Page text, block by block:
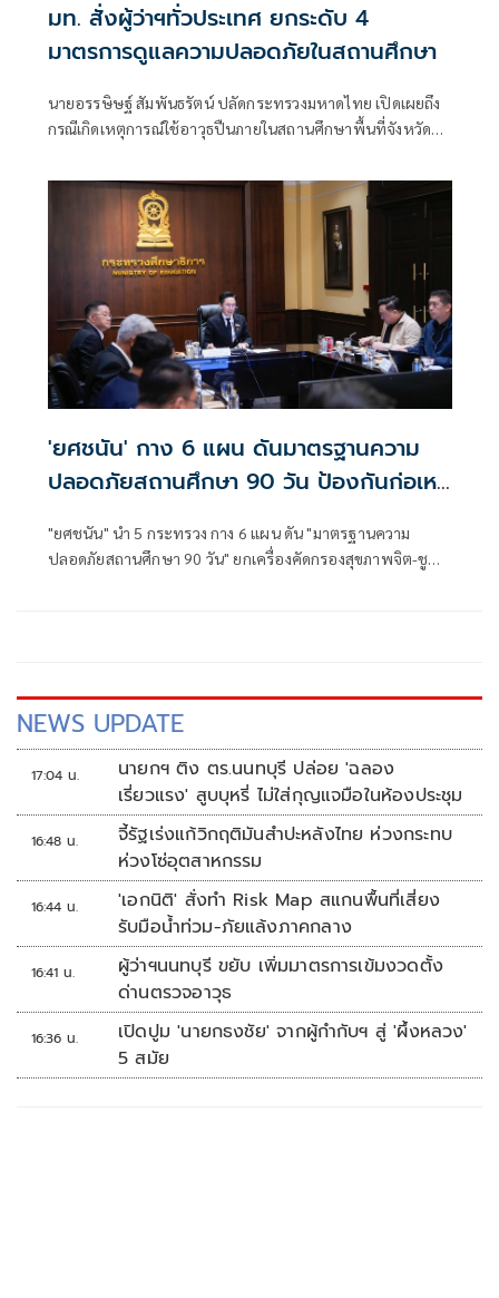
มท. สั่งผู้ว่าฯทั่วประเทศ ยกระดับ 4
มาตรการดูแลความปลอดภัยในสถานศึกษา
นายอรรษิษฐ์ สัมพันธรัตน์ ปลัดกระทรวงมหาดไทย เปิดเผยถึง
กรณีเกิดเหตุการณ์ใช้อาวุธปืนภายในสถานศึกษาพื้นที่จังหวัด
นายอนุทิน ชาญวีรกูล นายกรัฐมนตรีและรมว.มหาดไทย ได้สั่ง
การยกระดับมาตรการรักษาความปลอดภัยและควบคุมอาวุธปืน
เพื่อป้องกันมิให้เกิดเหตุการณ์ในลักษณะดังกล่าวขึ้นอีก
'ยศชนัน' กาง 6 แผน ดันมาตรฐานความ
ปลอดภัยสถานศึกษา 90 วัน ป้องกันก่อเหตุ
"ยศชนัน" นำ 5 กระทรวง กาง 6 แผน ดัน "มาตรฐานความ
ปลอดภัยสถานศึกษา 90 วัน" ยกเครื่องคัดกรองสุขภาพจิต-ชู
NEWS UPDATE
17:04 น.
นายกฯ ติง ตร.นนทบุรี ปล่อย 'ฉลอง
เรี่ยวแรง' สูบบุหรี่ ไม่ใส่กุญแจมือในห้องประชุม
16:48 น.
จี้รัฐเร่งแก้วิกฤติมันสำปะหลังไทย ห่วงกระทบ
ห่วงโซ่อุตสาหกรรม
16:44 น.
'เอกนิติ' สั่งทำ Risk Map สแกนพื้นที่เสี่ยง
รับมือน้ำท่วม-ภัยแล้งภาคกลาง
16:41 น.
ผู้ว่าฯนนทบุรี ขยับ เพิ่มมาตรการเข้มงวดตั้ง
ด่านตรวจอาวุธ
16:36 น.
เปิดปูม 'นายกธงชัย' จากผู้กำกับฯ สู่ 'ผึ้งหลวง'
5 สมัย